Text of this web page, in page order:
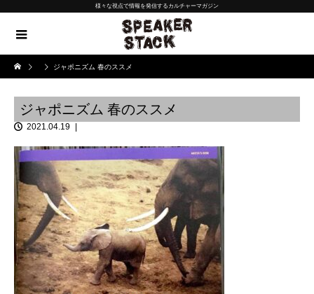
様々な視点で情報を発信するカルチャーマガジン
ジャポニズム 春のススメ
ジャポニズム 春のススメ
2021.04.19